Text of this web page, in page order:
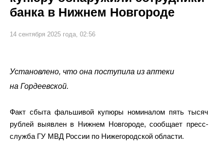
банка в Нижнем Новгороде
14 сентября 2025 года, 02:56
Установлено, что она поступила из аптеки
на Гордеевской.
Факт сбыта фальшивой купюры номиналом пять тысяч
рублей выявлен в Нижнем Новгороде, сообщает пресс-
служба ГУ МВД России по Нижегородской области.